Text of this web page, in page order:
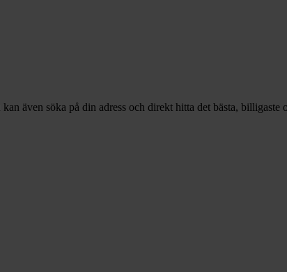
även söka på din adress och direkt hitta det bästa, billigaste